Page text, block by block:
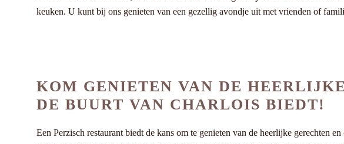
keuken. U kunt bij ons genieten van een gezellig avondje uit met vrienden of
KOM GENIETEN VAN DE
DE BUURT VAN CHARLOIS BIEDT!
Een Perzisch restaurant biedt de kans om te genieten van de heerlijke gerechten